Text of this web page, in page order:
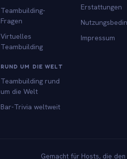
Teambuilding-
Fragen
Virtuelles
Teambuilding
RUND UM DIE WELT
Teambuilding rund
um die Welt
Bar-Trivia weltweit
Erstattungen
Impressum
Gemacht für Hosts, die den